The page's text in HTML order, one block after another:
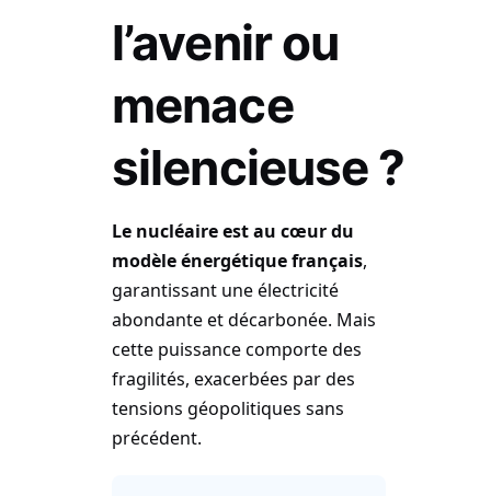
l’avenir ou
menace
silencieuse ?
Le nucléaire est au cœur du
modèle énergétique français,
garantissant une électricité
abondante et décarbonée. Mais
cette puissance comporte des
fragilités, exacerbées par des
tensions géopolitiques sans
précédent.